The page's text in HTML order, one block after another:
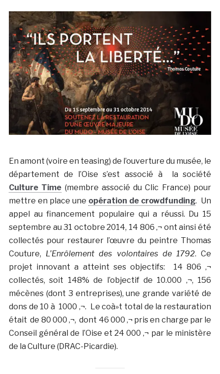
En amont (voire en teasing) de l’ouverture du musée, le
département de l’Oise s’est associé à la société
Culture Time (membre associé du Clic France) pour
mettre en place une opération de crowdfunding. Un
appel au financement populaire qui a réussi. Du 15
septembre au 31 octobre 2014, 14 806 ‚¬ ont ainsi été
collectés pour restaurer l’œuvre du peintre Thomas
Couture, L’Enrôlement des volontaires de 1792. Ce
projet innovant a atteint ses objectifs: 14 806 ‚¬
collectés, soit 148% de l’objectif de 10.000 ‚¬, 156
mécènes (dont 3 entreprises), une grande variété de
dons de 10 à 1000 ‚¬. Le coà»t total de la restauration
était de 80 000 ‚¬, dont 46 000 ‚¬ pris en charge par le
Conseil général de l’Oise et 24 000 ‚¬ par le ministère
de la Culture (DRAC-Picardie).